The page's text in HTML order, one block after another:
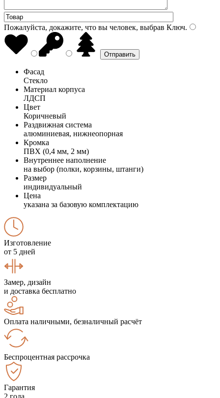
Пожалуйста, докажите, что вы человек, выбрав Ключ.
Фасад
Стекло
Материал корпуса
ЛДСП
Цвет
Коричневый
Раздвижная система
алюминиевая, нижнеопорная
Кромка
ПВХ (0,4 мм, 2 мм)
Внутреннее наполнение
на выбор (полки, корзины, штанги)
Размер
индивидуальный
Цена
указана за базовую комплектацию
Изготовление
от 5 дней
Замер, дизайн
и доставка бесплатно
Оплата наличными, безналичный расчёт
Беспроцентная рассрочка
Гарантия
2 года